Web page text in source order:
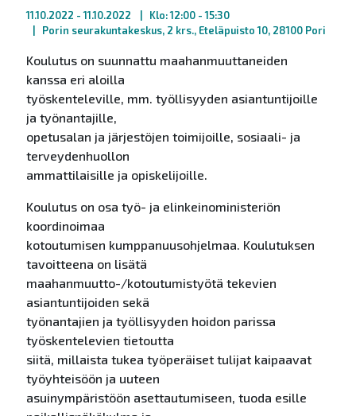
11.10.2022 - 11.10.2022
Klo: 12:00 - 15:30
Porin seurakuntakeskus, 2 krs., Eteläpuisto 10, 28100 Pori
Koulutus on suunnattu maahanmuuttaneiden
kanssa eri aloilla
työskenteleville, mm. työllisyyden asiantuntijoille
ja työnantajille,
opetusalan ja järjestöjen toimijoille, sosiaali- ja
terveydenhuollon
ammattilaisille ja opiskelijoille.
Koulutus on osa työ- ja elinkeinoministeriön
koordinoimaa
kotoutumisen kumppanuusohjelmaa. Koulutuksen
tavoitteena on lisätä
maahanmuutto-/kotoutumistyötä tekevien
asiantuntijoiden sekä
työnantajien ja työllisyyden hoidon parissa
työskentelevien tietoutta
siitä, millaista tukea työperäiset tulijat kaipaavat
työyhteisöön ja uuteen
asuinympäristöön asettautumiseen, tuoda esille